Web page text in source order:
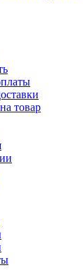
товар